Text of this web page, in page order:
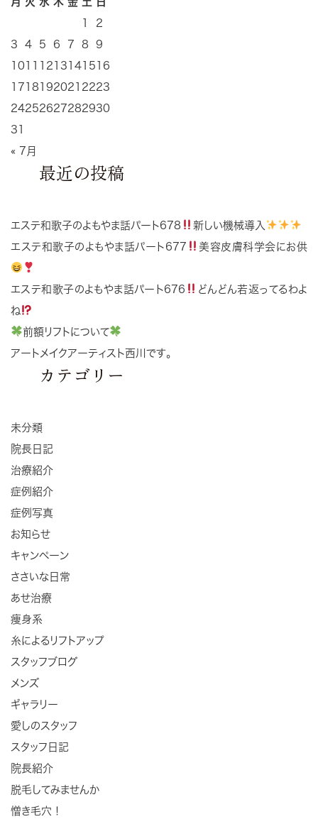
2
3
4 5 6 7 8
9
10
12 13 14 15 16
17 18 192021 2223
24252627282930
31
« 7月
最近の投稿
エステ和歌子のよもやま話パート678
新しい機械導入
エステ和歌子のよもやま話パート677
美容皮膚科学会にお供
エステ和歌子のよもやま話パート676
どんどん若返ってるわよ
ね
前額リフトについて
アートメイクアーティスト西川です。
カテゴリー
未分類
院長日記
治療紹介
症例紹介
症例写真
お知らせ
キャンペーン
ささいな日常
あせ治療
痩身系
糸によるリフトアップ
スタッフブログ
メンズ
ギャラリー
愛しのスタッフ
スタッフ日記
院長紹介
脱毛してみませんか
憎き毛穴！